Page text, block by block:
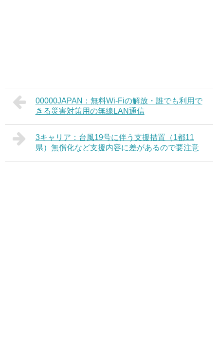
00000JAPAN：無料Wi-Fiの解放・誰でも利用で
きる災害対策用の無線LAN通信
3キャリア：台風19号に伴う支援措置（1都11
県）無償化など支援内容に差があるので要注意